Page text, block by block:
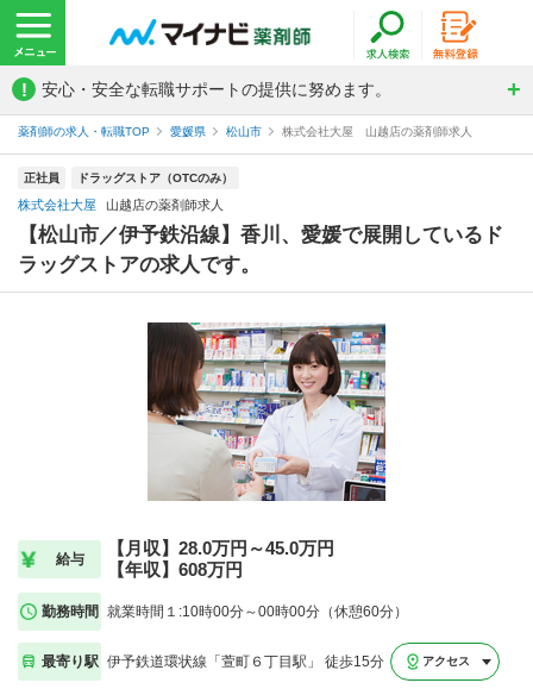
! 安心・安全な転職サポートの提供に努めます。
薬剤師の求人・転職TOP 愛媛県 松山市 株式会社大屋 山越店の薬剤師求人
正社員 ドラッグストア（OTCのみ）
株式会社大屋 山越店の薬剤師求人
【松山市／伊予鉄沿線】香川、愛媛で展開しているド
ラッグストアの求人です。
給与
【月収】28.0万円～45.0万円
【年収】608万円
勤務時間 就業時間１:10時00分～00時00分（休憩60分）
最寄り駅 伊予鉄道環状線「萱町６丁目駅」 徒歩15分 アクセス